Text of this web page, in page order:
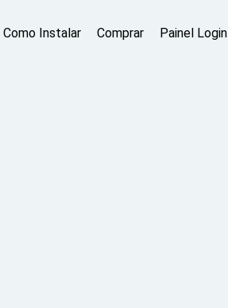
Como Instalar Comprar Painel Login